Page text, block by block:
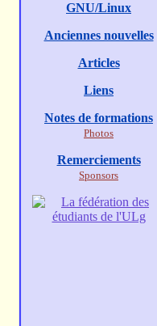
GNU/Linux
Anciennes nouvelles
Articles
Liens
Notes de formations
Photos
Remerciements
Sponsors